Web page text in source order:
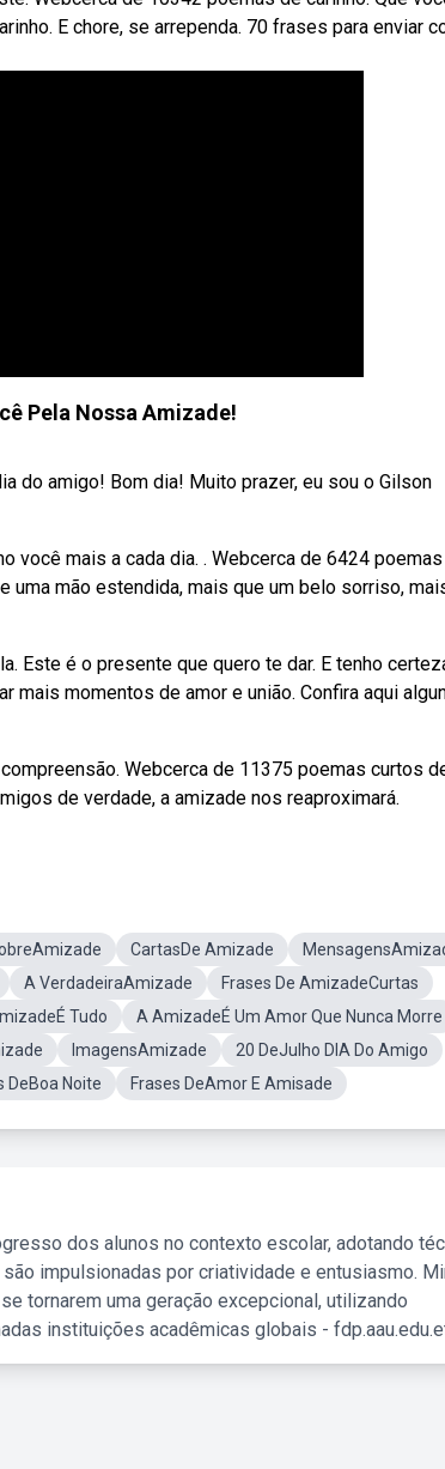
E chore, se arrependa. 70 frases para enviar
Pela Nossa Amizade!
do amigo! Bom dia! Muito prazer, eu sou o Gilson
você mais a cada dia. . Webcerca de 6424 poemas
mão estendida, mais que um belo sorriso,
Este é o presente que quero te dar. E tenho
momentos de amor e união. Confira aqui
Webcerca de 11375 poemas curtos
de verdade, a amizade nos reaproximará.
CartasDe Amizade
A VerdadeiraAmizade
Frases De AmizadeCurtas
Tudo
A AmizadeÉ Um Amor Que Nunca Morre
ImagensAmizade
20 DeJulho DIA Do Amigo
DeBoa Noite Frases DeAmor E Amisade
dos alunos no contexto escolar, adotando
impulsionadas por criatividade e entusiasmo.
tornarem uma geração excepcional, utilizando
instituições acadêmicas globais -